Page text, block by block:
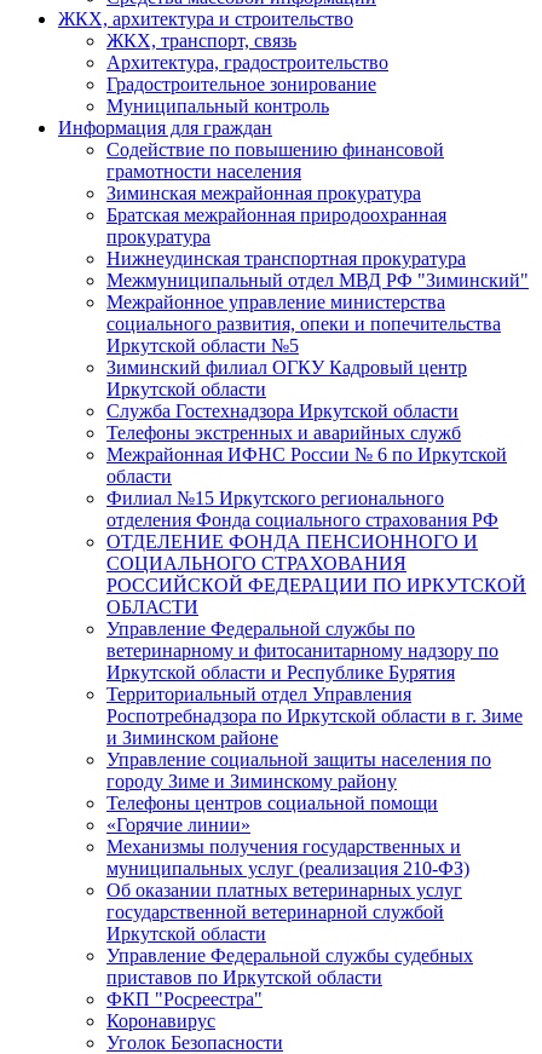
ЖКХ, архитектура и строительство
ЖКХ, транспорт, связь
Архитектура, градостроительство
Градостроительное зонирование
Муниципальный контроль
Информация для граждан
Содействие по повышению финансовой
грамотности населения
Зиминская межрайонная прокуратура
Братская межрайонная природоохранная
прокуратура
Нижнеудинская транспортная прокуратура
Межмуниципальный отдел МВД РФ "Зиминский"
Межрайонное управление министерства
социального развития, опеки и попечительства
Иркутской области №5
Зиминский филиал ОГКУ Кадровый центр
Иркутской области
Служба Гостехнадзора Иркутской области
Телефоны экстренных и аварийных служб
Межрайонная ИФНС России № 6 по Иркутской
области
Филиал №15 Иркутского регионального
отделения Фонда социального страхования РФ
ОТДЕЛЕНИЕ ФОНДА ПЕНСИОННОГО И
СОЦИАЛЬНОГО СТРАХОВАНИЯ
РОССИЙСКОЙ ФЕДЕРАЦИИ ПО ИРКУТСКОЙ
ОБЛАСТИ
Управление Федеральной службы по
ветеринарному и фитосанитарному надзору по
Иркутской области и Республике Бурятия
Территориальный отдел Управления
Роспотребнадзора по Иркутской области в г. Зиме
и Зиминском районе
Управление социальной защиты населения по
городу Зиме и Зиминскому району
Телефоны центров социальной помощи
«Горячие линии»
Механизмы получения государственных и
муниципальных услуг (реализация 210-ФЗ)
Об оказании платных ветеринарных услуг
государственной ветеринарной службой
Иркутской области
Управление Федеральной службы судебных
приставов по Иркутской области
ФКП "Росреестра"
Коронавирус
Уголок Безопасности